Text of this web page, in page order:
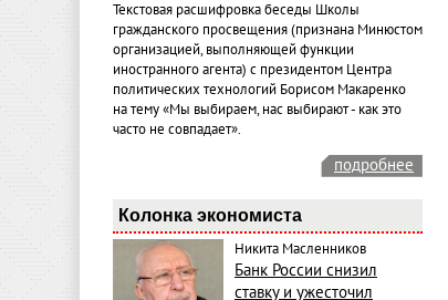
Текстовая расшифровка беседы Школы
гражданского просвещения (признана Минюстом
организацией, выполняющей функции
иностранного агента) с президентом Центра
политических технологий Борисом Макаренко
на тему «Мы выбираем, нас выбирают - как это
часто не совпадает».
подробнее
Колонка экономиста
Никита Масленников
Банк России снизил
ставку и ужесточил